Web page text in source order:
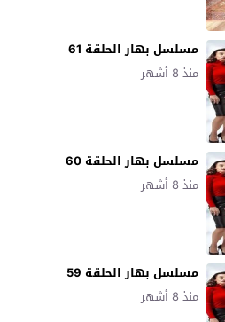
مسلسل بهار الحلقة 61
منذ 8 أشهر
مسلسل بهار الحلقة 60
منذ 8 أشهر
مسلسل بهار الحلقة 59
منذ 8 أشهر